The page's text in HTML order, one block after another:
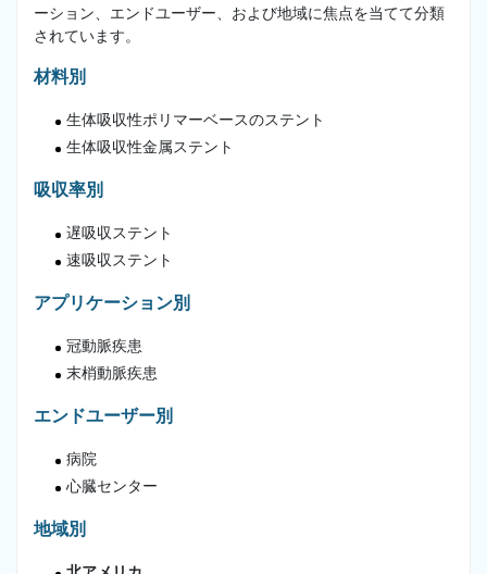
ーション、エンドユーザー、および地域に焦点を当てて分類
されています。
材料別
生体吸収性ポリマーベースのステント
生体吸収性金属ステント
吸収率別
遅吸収ステント
速吸収ステント
アプリケーション別
冠動脈疾患
末梢動脈疾患
エンドユーザー別
病院
心臓センター
地域別